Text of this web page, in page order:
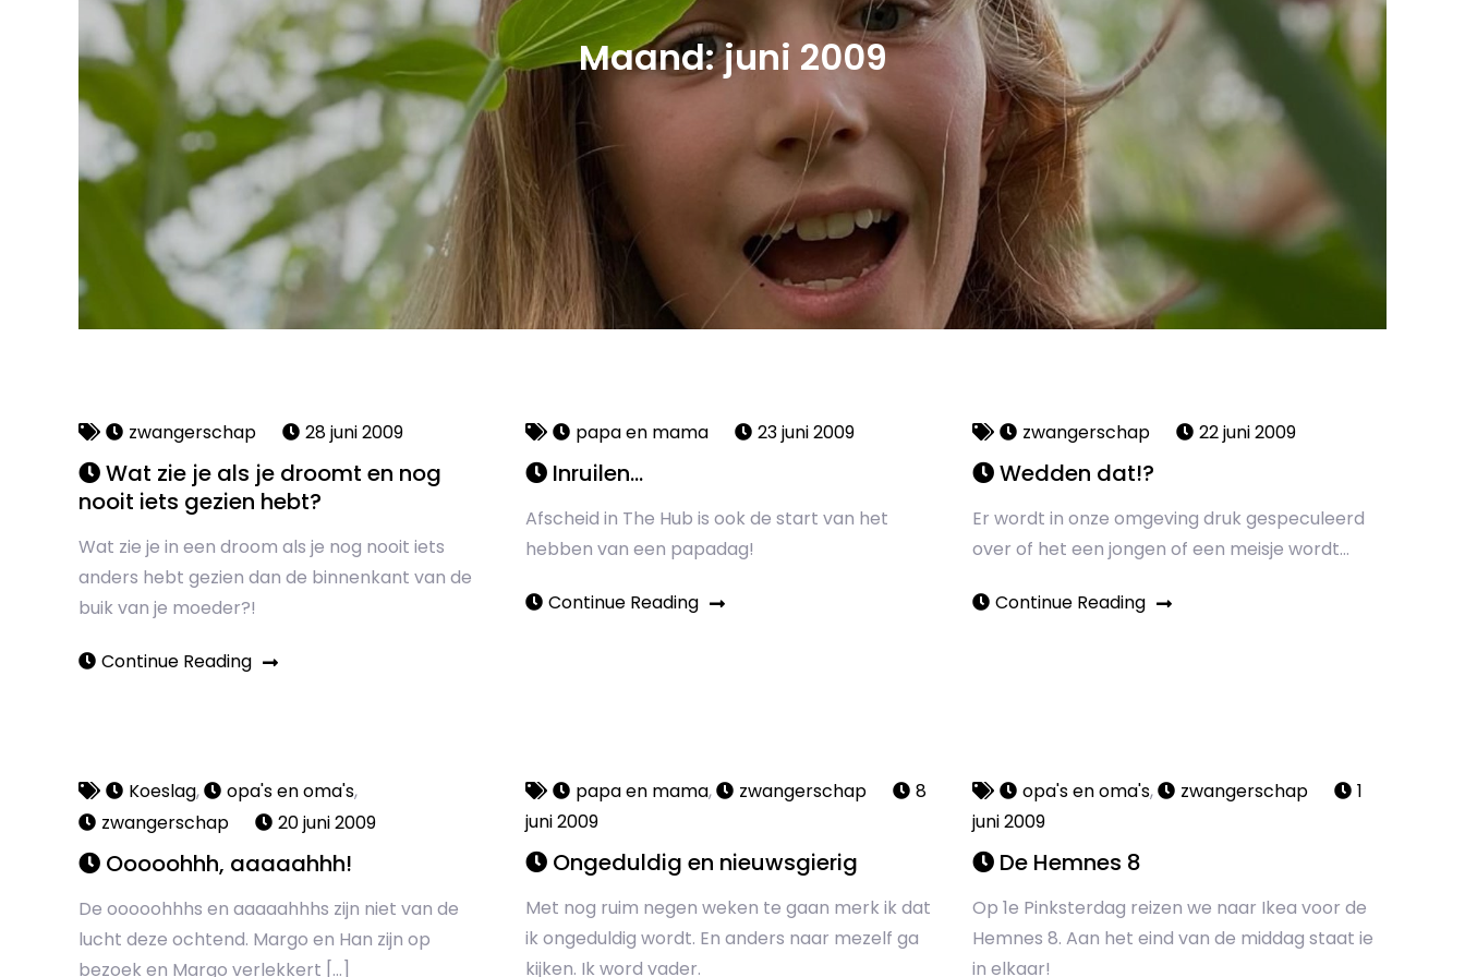
Maand:juni 2009
zwangerschap 28 juni 2009
Wat zie je als je droomt en nog
nooit iets gezien hebt?
Wat zie je in een droom als je nog nooit iets
anders hebt gezien dan de binnenkant van de
buik van je moeder?!
Continue Reading
papa en mama 23 juni 2009
Inruilen…
Afscheid in The Hub is ook de start van het
hebben van een papadag!
Continue Reading
zwangerschap 22 juni 2009
Wedden dat!?
Er wordt in onze omgeving druk gespeculeerd
over of het een jongen of een meisje wordt…
Continue Reading
Koeslag, opa's en oma's,
zwangerschap
20 juni 2009
Ooooohhh, aaaaahhh!
De ooooohhhs en aaaaahhhs zijn niet van de
lucht deze ochtend. Margo en Han zijn op
bezoek en Margo verlekkert […]
papa en mama, zwangerschap
8
juni 2009
Ongeduldig en nieuwsgierig
Met nog ruim negen weken te gaan merk ik dat
ik ongeduldig wordt. En anders naar mezelf ga
kijken. Ik word vader.
opa's en oma's, zwangerschap
1
juni 2009
De Hemnes 8
Op 1e Pinksterdag reizen we naar Ikea voor de
Hemnes 8. Aan het eind van de middag staat ie
in elkaar!